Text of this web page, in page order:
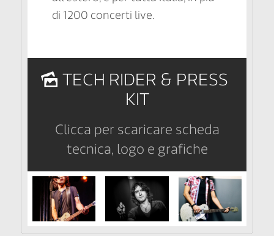
di 1200 concerti live.
TECH RIDER & PRESS
KIT
Clicca per scaricare scheda
tecnica, logo e grafiche